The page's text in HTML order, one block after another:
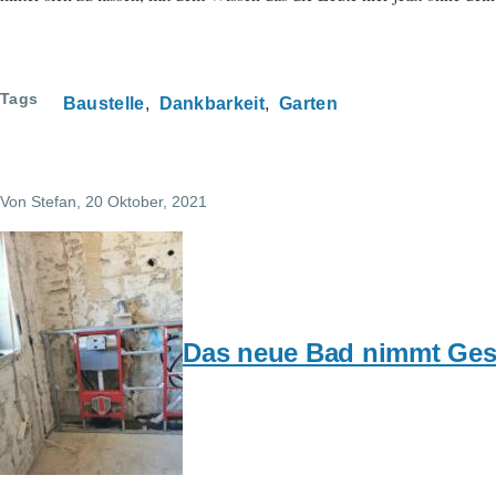
Tags Baustelle Dankbarkeit Garten
Von Stefan , 20 Oktober, 2021
Das neue Bad nimmt